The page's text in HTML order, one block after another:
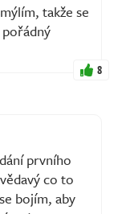
takže se
pořádný
8
prvního
co to
bojím, aby